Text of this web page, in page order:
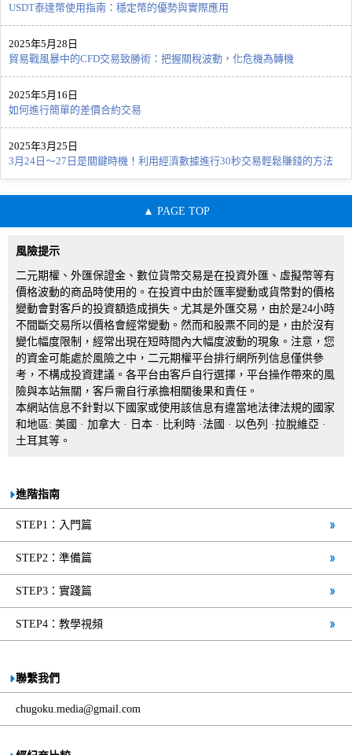
USDT泰達幣使用指南：穩定幣的優勢與實際應用
2025年5月28日
貿易戰風暴中的CFD交易致勝術：把握關稅波動，化危機為轉機
2025年5月16日
如何進行簡單的差價合約交易
2025年3月25日
3月24日～27日是關鍵時機！利用經濟數據進行30秒交易輕鬆賺錢的方法
PAGE TOP
風險提示
二元期權、外匯保證金、數位貨幣交易是在投資外匯、虛擬幣等有
價格波動的商品時使用的。在投資中由於匯率變動或貨幣對的價格
變動會對客戶的投資額造成損失。尤其是外匯交易，由於是24小時
不間斷交易所以價格會經常變動。然而和股票不同的是，由於沒有
變化幅度限制，經常出現在短時間內大幅度波動的現象。注意，您
的資金可能處於風險之中，二元期權平台排行網所列信息僅供參
考，不構成投資建議。各平台由客戶自行選擇，平台操作帶來的風
險與本站無關，客戶需自行承擔相關後果和責任。
本網站信息不針對以下國家或使用該信息有違當地法律法規的國家
和地區: 美國 · 加拿大 · 日本 · 比利時 ·法國 · 以色列 ·拉脫維亞 ·
土耳其等。
進階指南
STEP1：入門篇
STEP2：準備篇
STEP3：實踐篇
STEP4：教學視頻
聯繫我們
chugoku.media@gmail.com